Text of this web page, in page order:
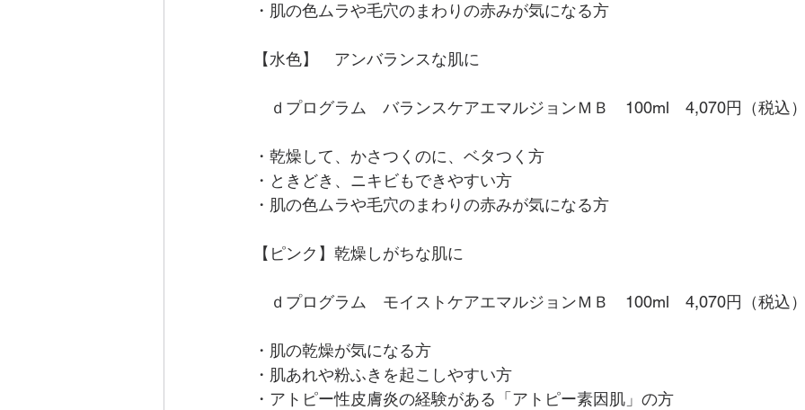
・肌の色ムラや毛穴のまわりの赤みが気になる方
【水色】　アンバランスな肌に
ｄプログラム　バランスケアエマルジョンＭＢ　100ml　4,070円（税込
・乾燥して、かさつくのに、ベタつく方
・ときどき、ニキビもできやすい方
・肌の色ムラや毛穴のまわりの赤みが気になる方
【ピンク】乾燥しがちな肌に
ｄプログラム　モイストケアエマルジョンＭＢ　100ml　4,070円（税込
・肌の乾燥が気になる方
・肌あれや粉ふきを起こしやすい方
・アトピー性皮膚炎の経験がある「アトピー素因肌」の方